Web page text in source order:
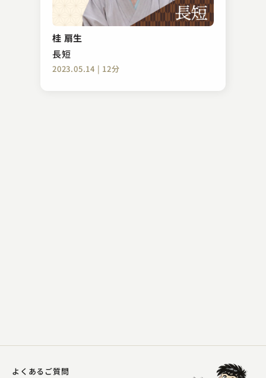
桂 扇生
長短
2023.05.14 | 12分
春風亭 愛橋
動物園
2024.11.28 | 15分
よくあるご質問